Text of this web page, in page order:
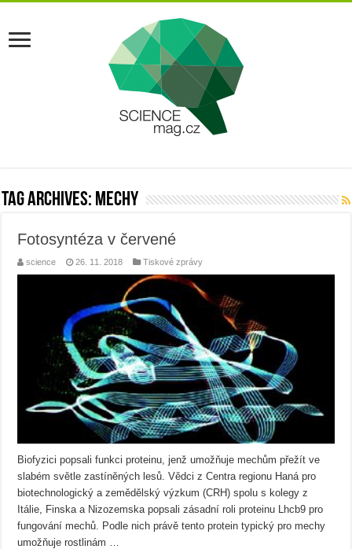
Tag Archives: mechy
Fotosyntéza v červené
science 26. 11. 2018 Tiskové zprávy
Biofyzici popsali funkci proteinu, jenž umožňuje mechům přežít ve
slabém světle zastíněných lesů. Vědci z Centra regionu Haná pro
biotechnologický a zemědělský výzkum (CRH) spolu s kolegy z
Itálie, Finska a Nizozemska popsali zásadní roli proteinu Lhcb9 pro
fungování mechů. Podle nich právě tento protein typický pro mechy
umožňuje rostlinám …